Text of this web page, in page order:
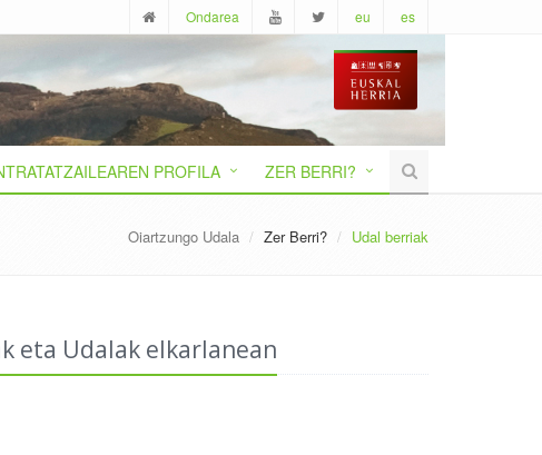
Ondarea eu es
PROFILA ZER BERRI?
Oiartzungo Udala Zer Berri? Udal berriak
eta Udalak elkarlanean